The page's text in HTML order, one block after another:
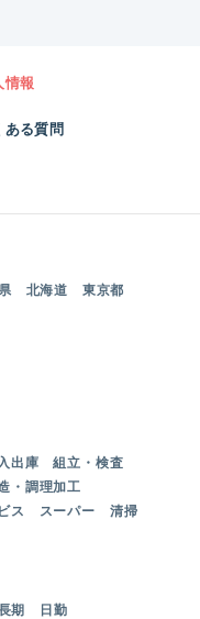
情報
ある質問
北海道
東京都
出庫
組立・検査
・調理加工
ス スーパー
清掃
期
日勤